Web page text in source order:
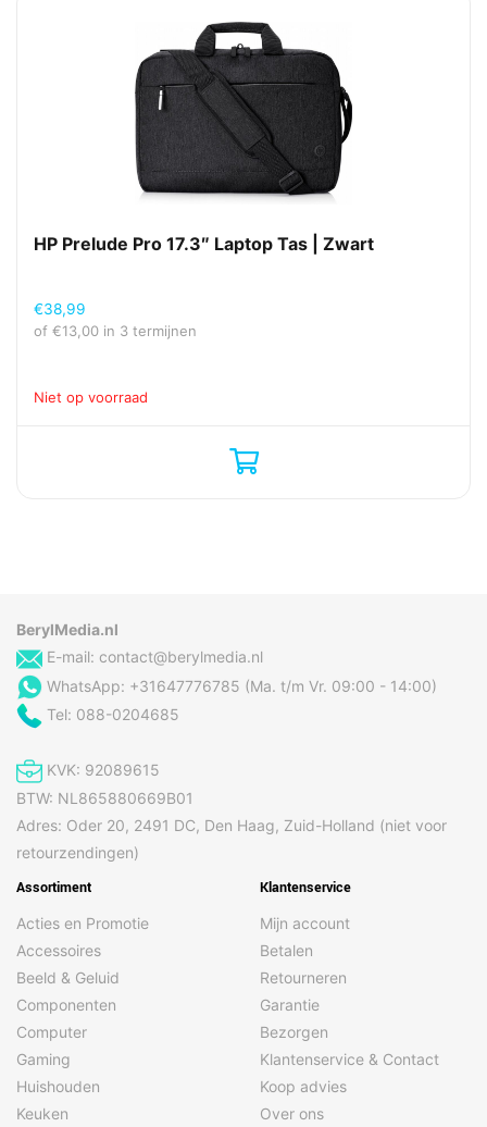
HP Prelude Pro 17.3″ Laptop Tas | Zwart
€38,99
of €13,00 in 3 termijnen
Niet op voorraad
BerylMedia.nl
E-mail: contact@berylmedia.nl
WhatsApp: +31647776785 (Ma. t/m Vr. 09:00 - 14:00)
Tel: 088-0204685
KVK: 92089615
BTW: NL865880669B01
Adres: Oder 20, 2491 DC, Den Haag, Zuid-Holland (niet voor
retourzendingen)
Assortiment
Acties en Promotie
Accessoires
Beeld & Geluid
Componenten
Computer
Gaming
Huishouden
Keuken
Klantenservice
Mijn account
Betalen
Retourneren
Garantie
Bezorgen
Klantenservice & Contact
Koop advies
Over ons